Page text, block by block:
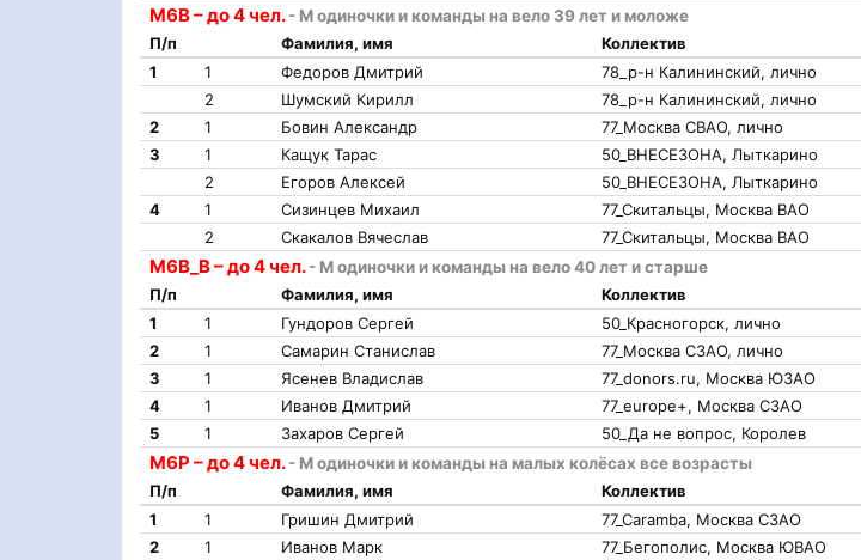
М6В – до 4 чел. - М одиночки и команды на вело 39 лет и моложе
П/п
Фамилия, имя Коллектив
1
1 Федоров Дмитрий 78_р-н Калининский, лично
2 Шумский Кирилл 78_р-н Калининский, лично
2 1 Бовин Александр 77_Москва СВАО, лично
3 1 Кащук Тарас 50_ВНЕСЕЗОНА, Лыткарино
2 Егоров Алексей 50_ВНЕСЕЗОНА, Лыткарино
4 1 Сизинцев Михаил 77_Скитальцы, Москва ВАО
2 Скакалов Вячеслав 77_Скитальцы, Москва ВАО
М6В_В – до 4 чел. - М одиночки и команды на вело 40 лет и старше
П/п
Фамилия, имя Коллектив
1
1 Гундоров Сергей 50_Красногорск, лично
2 1 Самарин Станислав 77_Москва СЗАО, лично
3 1 Ясенев Владислав 77_donors.ru, Москва ЮЗАО
4 1 Иванов Дмитрий 77_europe+, Москва СЗАО
5 1 Захаров Сергей 50_Да не вопрос, Королев
М6Р – до 4 чел. - М одиночки и команды на малых колёсах все возрасты
П/п
Фамилия, имя Коллектив
1
1 Гришин Дмитрий 77_Caramba, Москва СЗАО
2 1 Иванов Марк 77_Бегополис, Москва ЮВАО